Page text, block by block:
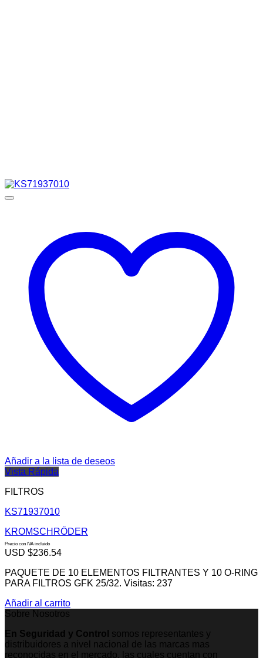
Añadir a la lista de deseos
Vista Rápida
FILTROS
KS71937010
KROMSCHRÖDER
Precio con IVA incluido
USD $236.54
PAQUETE DE 10 ELEMENTOS FILTRANTES Y 10 O-RING
PARA FILTROS GFK 25/32. Visitas: 237
Añadir al carrito
Sobre Nosotros
En Seguridad y Control somos representantes y
distribuidores a nivel nacional de las marcas mas
reconocidas en el mercado, las cuales cuentan con